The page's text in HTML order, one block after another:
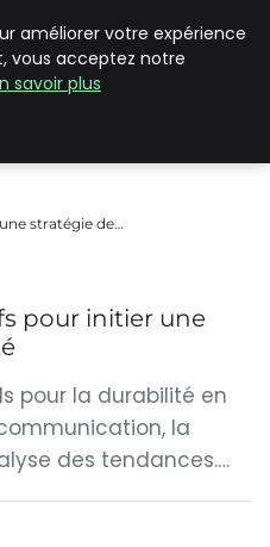
stratégie de…
pour initier une
pour la durabilité en
la
des tendances.…
améliorer votre expérience
vous acceptez notre
savoir plus